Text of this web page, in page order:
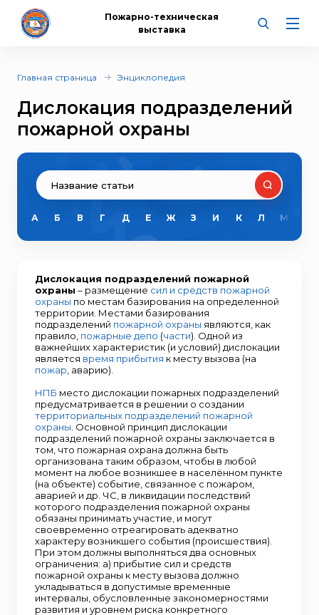
Пожарно-техническая
выставка
Главная страница Энциклопедия
Дислокация подразделений
пожарной охраны
А Б В Г Д Е Ж З И К Л М
Дислокация подразделений пожарной
охраны – размещение сил и средств пожарной
охраны по местам базирования на определенной
территории. Местами базирования
подразделений пожарной охраны являются, как
правило, пожарные депо (части). Одной из
важнейших характеристик (и условий) дислокации
является время прибытия к месту вызова (на
пожар , аварию).
НПБ место дислокации пожарных подразделений
предусматривается в решении о создании
территориальных подразделений пожарной
охраны . Основной принцип дислокации
подразделений пожарной охраны заключается в
том, что пожарная охрана должна быть
организована таким образом, чтобы в любой
момент на любое возникшее в населённом пункте
(на объекте) событие, связанное с пожаром,
аварией и др. ЧС, в ликвидации последствий
которого подразделения пожарной охраны
обязаны принимать участие, и могут
своевременно отреагировать адекватно
характеру возникшего события (происшествия).
При этом должны выполняться два основных
ограничения: а) прибытие сил и средств
пожарной охраны к месту вызова должно
укладываться в допустимые временные
интервалы, обусловленные закономерностями
развития и уровнем риска конкретного